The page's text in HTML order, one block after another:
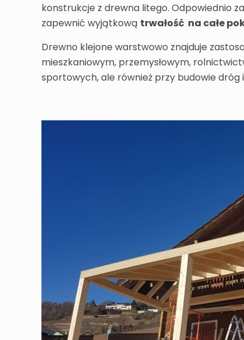
konstrukcje z drewna litego. Odpowiednio
zapewnić wyjątkową trwałość na całe
Drewno klejone warstwowo znajduje
mieszkaniowym, przemysłowym,
sportowych, ale również przy budowie dróg